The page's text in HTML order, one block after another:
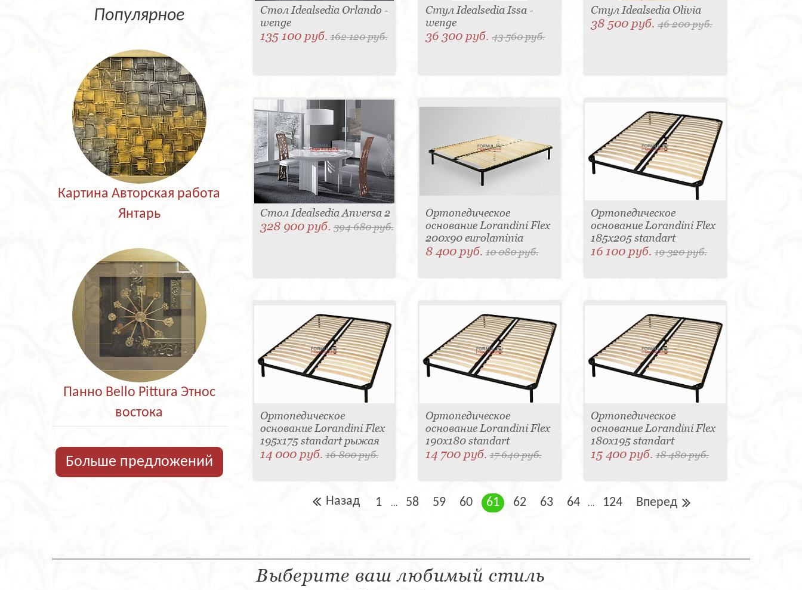
Популярное
Картина Авторская работа
Янтарь
Панно Bello Pittura Этнос
востока
Больше предложений
Стол Idealsedia Orlando -
wenge
135 100 руб.162 120 руб.
Стул Idealsedia Issa -
wenge
36 300 руб. 43 560 руб.
Стул Idealsedia Olivia
38 500 руб.46 200 руб.
Стол Idealsedia Anversa 2
328 900 руб.394 680 руб.
Ортопедическое
основание Lorandini Flex
200x90 eurolaminia
8 400 руб. 10 080 руб.
Ортопедическое
основание Lorandini Flex
185x205 standart
16 100 руб.19 320 руб.
Ортопедическое
основание Lorandini Flex
195x175 standart рыжая
14 000 руб.16 800 руб.
Ортопедическое
основание Lorandini Flex
190x180 standart
14 700 руб. 17 640 руб.
Ортопедическое
основание Lorandini Flex
180x195 standart
15 400 руб.18 480 руб.
Назад 1 ... 58 59 60 61 62 63 64 ... 124 Вперед
Выберите ваш любимый стиль